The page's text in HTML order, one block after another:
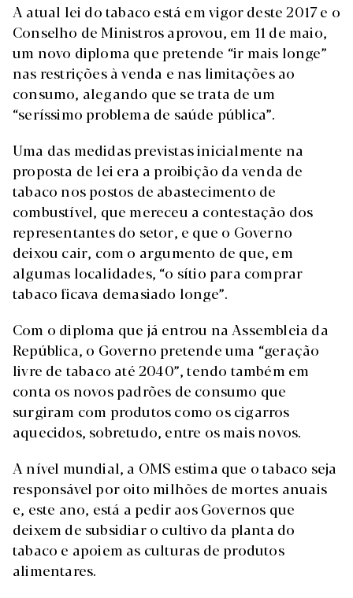
A atual lei do tabaco está em vigor deste 2017 e o
Conselho de Ministros aprovou, em 11 de maio,
um novo diploma que pretende “ir mais longe”
nas restrições à venda e nas limitações ao
consumo, alegando que se trata de um
“seríssimo problema de saúde pública”.
Uma das medidas previstas inicialmente na
proposta de lei era a proibição da venda de
tabaco nos postos de abastecimento de
combustível, que mereceu a contestação dos
representantes do setor, e que o Governo
deixou cair, com o argumento de que, em
algumas localidades, “o sítio para comprar
tabaco ficava demasiado longe”.
Com o diploma que já entrou na Assembleia da
República, o Governo pretende uma “geração
livre de tabaco até 2040”, tendo também em
conta os novos padrões de consumo que
surgiram com produtos como os cigarros
aquecidos, sobretudo, entre os mais novos.
A nível mundial, a OMS estima que o tabaco seja
responsável por oito milhões de mortes anuais
e, este ano, está a pedir aos Governos que
deixem de subsidiar o cultivo da planta do
tabaco e apoiem as culturas de produtos
alimentares.